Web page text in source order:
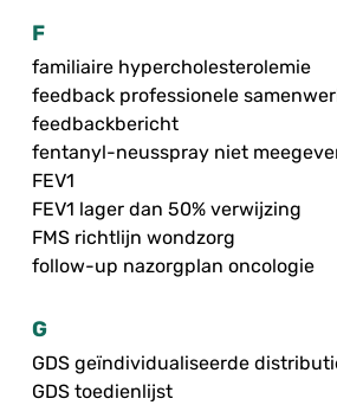
F
familiaire hypercholesterolemie
feedback professionele
feedbackbericht
fentanyl-neusspray niet
FEV1
FEV1 lager dan 50% verwijzing
FMS richtlijn wondzorg
follow-up nazorgplan oncologie
G
GDS geïndividualiseerde
GDS toedienlijst